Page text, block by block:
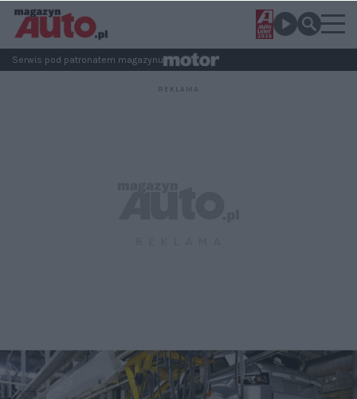
Serwis pod patronatem magazynu